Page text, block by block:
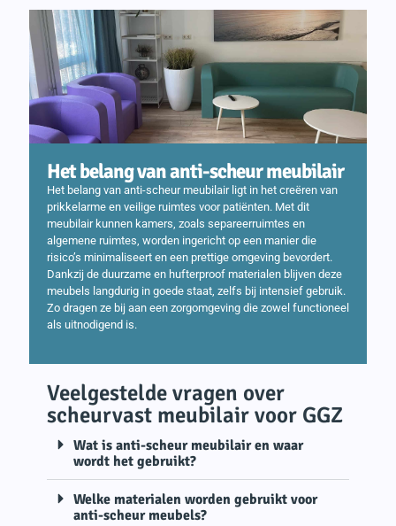
Het belang van anti-scheur meubilair
Het belang van anti-scheur meubilair ligt in het creëren van
prikkelarme en veilige ruimtes voor patiënten. Met dit
meubilair kunnen kamers, zoals separeerruimtes en
algemene ruimtes, worden ingericht op een manier die
risico’s minimaliseert en een prettige omgeving bevordert.
Dankzij de duurzame en hufterproof materialen blijven deze
meubels langdurig in goede staat, zelfs bij intensief gebruik.
Zo dragen ze bij aan een zorgomgeving die zowel functioneel
als uitnodigend is.
Veelgestelde vragen over
scheurvast meubilair voor GGZ
Wat is anti-scheur meubilair en waar
wordt het gebruikt?
Welke materialen worden gebruikt voor
anti-scheur meubels?